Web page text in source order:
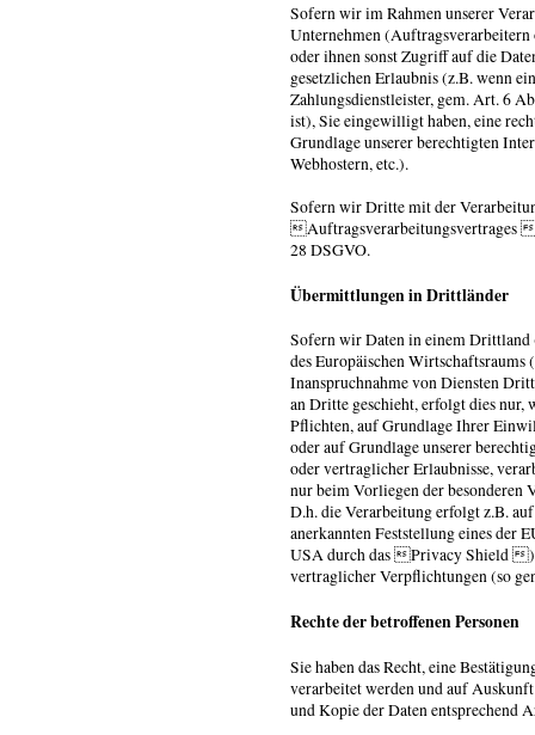
Sofern wir im Rahmen unserer
Unternehmen
oder ihnen sonst Zugriff auf die
gesetzlichen Erlaubnis (z.B. wenn
Zahlungsdienstleister, gem. Art. 6
ist), Sie eingewilligt haben, eine
Grundlage unserer berechtigten
Webhostern, etc.).
Sofern wir Dritte mit der
Auftragsverarbeitungsvertrages
28 DSGVO.
Übermittlungen in Drittländer
Sofern wir Daten in einem Drittland
des Europäischen
Inanspruchnahme von Diensten
an Dritte geschieht, erfolgt dies
Pflichten, auf Grundlage Ihrer
oder auf Grundlage unserer
oder vertraglicher Erlaubnisse,
nur beim Vorliegen der besonderen
D.h. die Verarbeitung erfolgt z.B.
anerkannten Feststellung eines der
USA durch das Privacy Shield )
vertraglicher Verpflichtungen (so
Rechte der betroffenen Personen
Sie haben das Recht, eine
verarbeitet werden und auf
und Kopie der Daten entsprechend